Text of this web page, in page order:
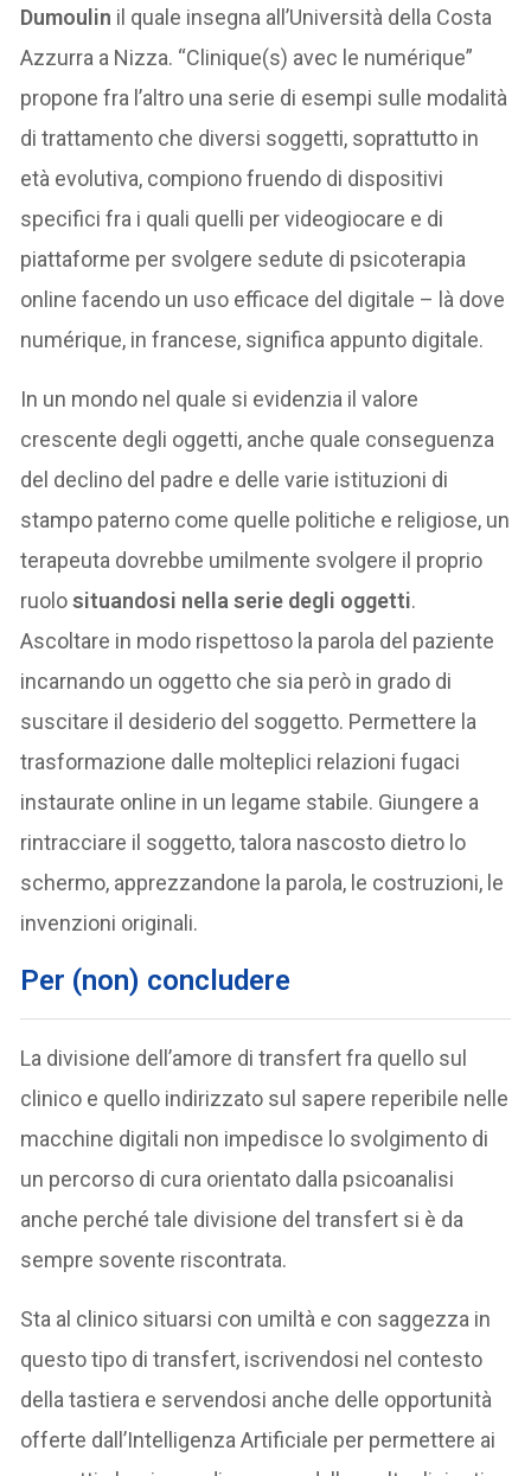
Dumoulin il quale insegna all’Università della Costa
Azzurra a Nizza. “Clinique(s) avec le numérique”
propone fra l’altro una serie di esempi sulle modalità
di trattamento che diversi soggetti, soprattutto in
età evolutiva, compiono fruendo di dispositivi
specifici fra i quali quelli per videogiocare e di
piattaforme per svolgere sedute di psicoterapia
online facendo un uso efficace del digitale – là dove
numérique, in francese, significa appunto digitale.
In un mondo nel quale si evidenzia il valore
crescente degli oggetti, anche quale conseguenza
del declino del padre e delle varie istituzioni di
stampo paterno come quelle politiche e religiose, un
terapeuta dovrebbe umilmente svolgere il proprio
ruolosituandosi nella serie degli oggetti.
Ascoltare in modo rispettoso la parola del paziente
incarnando un oggetto che sia però in grado di
suscitare il desiderio del soggetto. Permettere la
trasformazione dalle molteplici relazioni fugaci
instaurate online in un legame stabile. Giungere a
rintracciare il soggetto, talora nascosto dietro lo
schermo, apprezzandone la parola, le costruzioni, le
invenzioni originali.
Per (non) concludere
La divisione dell’amore di transfert fra quello sul
clinico e quello indirizzato sul sapere reperibile nelle
macchine digitali non impedisce lo svolgimento di
un percorso di cura orientato dalla psicoanalisi
anche perché tale divisione del transfert si è da
sempre sovente riscontrata.
Sta al clinico situarsi con umiltà e con saggezza in
questo tipo di transfert, iscrivendosi nel contesto
della tastiera e servendosi anche delle opportunità
offerte dall’Intelligenza Artificiale per permettere ai